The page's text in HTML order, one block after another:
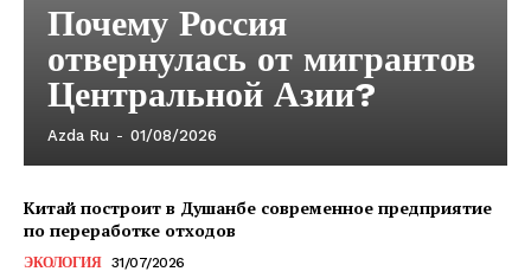
Почему Россия
отвернулась от мигрантов
Центральной Азии?
Azda Ru - 01/08/2026
Китай построит в Душанбе современное предприятие
по переработке отходов
ЭКОЛОГИЯ 31/07/2026